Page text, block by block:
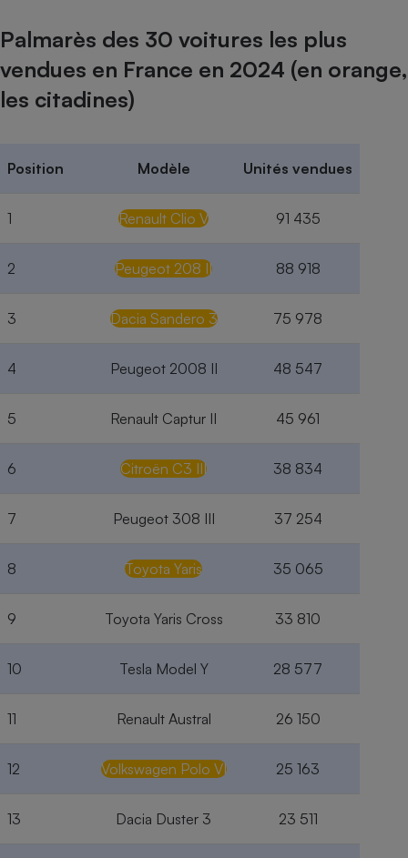
Palmarès des 30 voitures les plus
vendues en France en 2024 (en orange,
les citadines)
Position Modèle Unités vendues
1 Renault Clio V 91 435
2 Peugeot 208 II 88 918
3 Dacia Sandero 3 75 978
4 Peugeot 2008 II 48 547
5 Renault Captur II 45 961
6 Citroën C3 III 38 834
7 Peugeot 308 III 37 254
8 Toyota Yaris 35 065
9 Toyota Yaris Cross 33 810
10 Tesla Model Y 28 577
11 Renault Austral 26 150
12 Volkswagen Polo VI 25 163
13 Dacia Duster 3 23 511